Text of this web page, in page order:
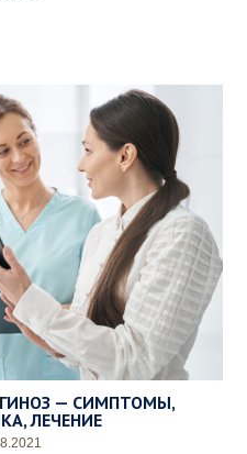
— СИМПТОМЫ,
ЛЕЧЕНИЕ